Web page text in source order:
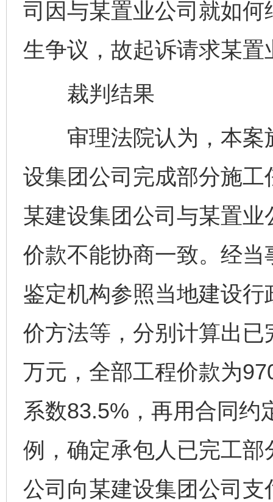
司因与某置业公司就如
生争议，故起诉请求某
裁判结果
审理法院认为，本案
设集团公司完成部分施
某建设集团公司与某置
价款不能协商一致。经
鉴定机构参照当地建设
价方法等，分别计算出
万元，全部工程价款为
系数83.5%，再用合同约
例，确定承包人已完工
公司向某建设集团公司